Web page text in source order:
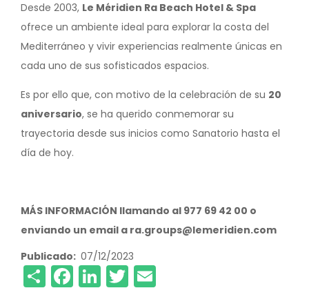
Desde 2003, Le Méridien Ra Beach Hotel & Spa
ofrece un ambiente ideal para explorar la costa del
Mediterráneo y vivir experiencias realmente únicas en
cada uno de sus sofisticados espacios.
Es por ello que, con motivo de la celebración de su 20
aniversario, se ha querido conmemorar su
trayectoria desde sus inicios como Sanatorio hasta el
día de hoy.
MÁS INFORMACIÓN llamando al 977 69 42 00 o
enviando un email a ra.groups@lemeridien.com
Publicado 07/12/2023
ShareFacebook
LinkedIn
Twitter